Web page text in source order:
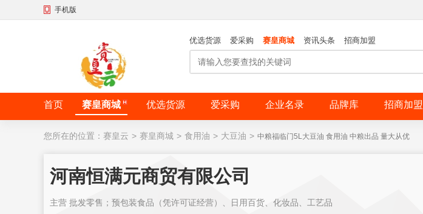
手机版
优选货源 爱采购 赛皇商城 资讯头条 招商加盟
首页 赛皇商城 优选货源 爱采购 企业名录 品牌库 招商加盟
您所在的位置： 赛皇云 > 赛皇商城 > 食用油 > 大豆油 > 中粮福临门5L大豆油 食用油 中粮出品 量大从优
河南恒满元商贸有限公司
主营 批发零售；预包装食品（凭许可证经营）、日用百货、化妆品、工艺品